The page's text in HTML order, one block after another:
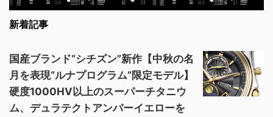
新着記事
国産ブランド“シチズン”新作【中秋の名
月を表現“ルナプログラム”限定モデル】
硬度1000HV以上のスーパーチタニウ
ム、デュラテクトアンバーイエローを